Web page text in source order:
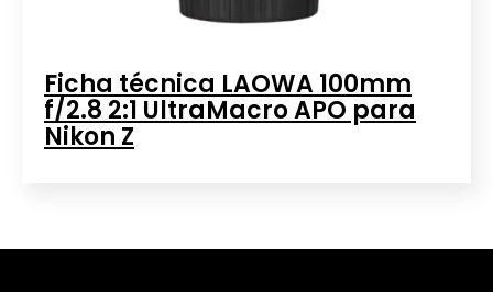
Ficha técnica LAOWA 100mm
f/2.8 2:1 UltraMacro APO para
Nikon Z